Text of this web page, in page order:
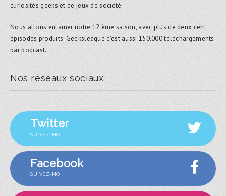
curiosités geeks et de jeux de société.
Nous allons entamer notre 12 ème saison, avec plus de deux cent
épisodes produits. Geeksleague c’est aussi 150.000 téléchargements
par podcast.
Nos réseaux sociaux
Twitter
SUIVEZ-MOI !
Facebook
SUIVEZ-MOI !